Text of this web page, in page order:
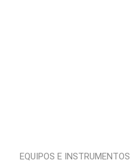
EQUIPOS E INSTRUMENTOS